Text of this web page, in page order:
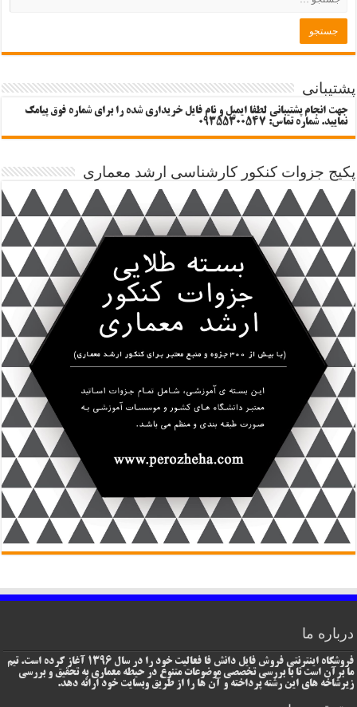
پشتیبانی
جهت انجام پشتیبانی لطفا ایمیل و نام فایل خریداری شده را برای شماره فوق پیامک
نمایید. شماره تماس: 09355300547
پکیج جزوات کنکور کارشناسی ارشد معماری
درباره ما
فروشگاه اینترنتی فروش فایل دانش فا فعالیت خود را در سال 1396 آغاز کرده است. تیم
ما برآن است تا با بررسی تخصصی موضوعات متنوع در حیطه معماری به تحقیق و بررسی
زیرشاخه های این رشته پرداخته و آن ها را از طریق وبسایت خود ارائه دهد.